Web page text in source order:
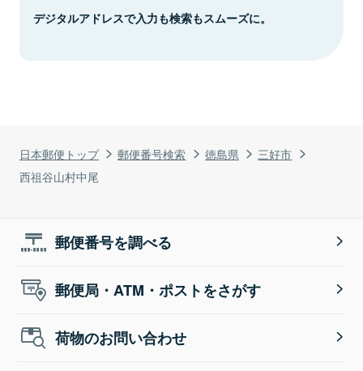
日本郵便トップ 郵便番号検索 徳島県
三好市
西祖谷山村中尾
デジタルアドレスで入力も検索もスムーズに。
郵便番号を調べる
郵便局・ATM・ポストをさがす
荷物のお問い合わせ